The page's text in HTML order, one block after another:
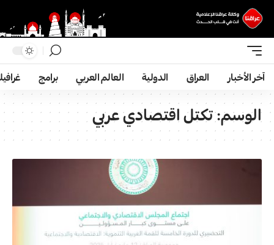
آخر الأخبار العراق الدولية العالم العربي برامج
الوسم:تكتل اقتصادي عربي